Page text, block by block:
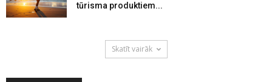
tūrisma produktiem...
Skatīt vairāk